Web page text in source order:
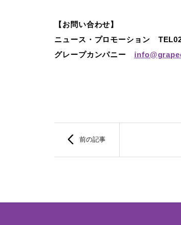
【お問い合わせ】
ニュース・プロモーション
グレープカンパニー
前の記事